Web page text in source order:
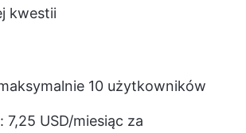
kwestii
10 użytkowników
: 7,25 USD/miesiąc za